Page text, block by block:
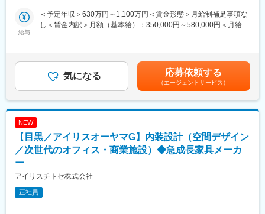
■当社について：
業歴49年、オリジナリティと提案力を武器に今なお新しい価値を
装飾金物で住空間に彩りを添えるグローバルハードウェア事業は
それぞれの分野で圧倒的なトップブランドとしての地位を確立し
先であるパブリックファニチャーインターナショナル事業です。
変更の範囲：会社の定める業務
■業務内容
スーパーゼネコンの一角で、建物を「作品」と称し品質重視を貫
■業務詳細
・ホテル、オフィスワークプレイス、商業施設を中心とし、その
デザイン、アートワーク選定
・着彩図面や3DCADなどを用いたデザインプレゼンテーション資
■作品例
給与
＜予定年収＞630万円～1,100万円＜賃金形態＞月給制補足事項な
し＜賃金内訳＞月額（基本給）：350,000円～580,000円＜月給＞
し決定します。■賞与：年2回（6月・12月予定、支給額は会社業
績及び人事評価に応じて変動）■昇給 ：年1回（4月）賃金はあく
までも目安の金額であり、選考を通じて上下する可能性がありま
す。月給(月額)は固定手当を含めた表記です。
気になる 応募依頼する
（エージェントサービス）
NEW
【目黒／アイリスオーヤマG】内装設計（空間デザイン
／次世代のオフィス・商業施設）◆急成長家具メーカ
ー
アイリスチトセ株式会社
正社員